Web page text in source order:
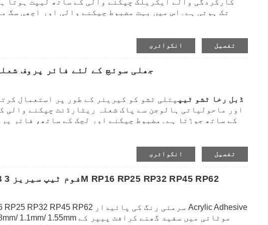
تاکہ سولر پینل اسمبلی کے دوران مستقل شمولیت
انکوائری تفصیل
جھلی سوئچ کے لئے فائر پروف
ڈبل رخا ٹشو ٹیپپتلی ٹشو کو کیریئر کے طور پر استعمال
اور ماحولیاتی ہالوجن سے پاک شعلہ ریٹارڈنٹ چپکنے والی
کے ساتھ جوڑتا ہے۔مضبوط چپکنے اور لچک کے ساتھ، فائر
بھی پرتدار کیا جا سکتا ہے تاکہ صنعت کی
انکوائری تفصیل
ڈبل سائیڈڈ ایکریلک 3M VHB فوم ٹیپ سیریز 3M RP16 RP25 RP32 RP45 RP62